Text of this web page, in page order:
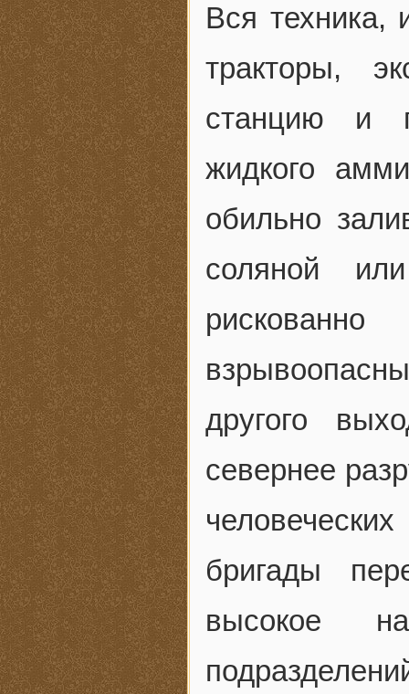
Вся техника,
тракторы,
станцию и
жидкого
обильно
соляной
рискованно
другого
севернее
бригады
высокое